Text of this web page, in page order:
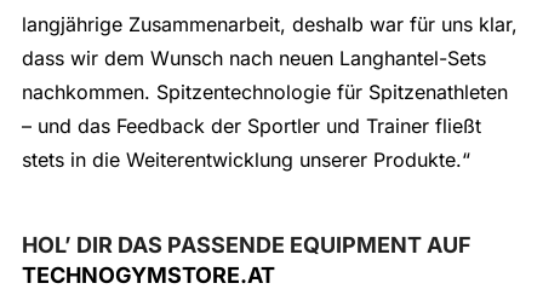
langjährige Zusammenarbeit, deshalb war für uns klar,
dass wir dem Wunsch nach neuen Langhantel-Sets
nachkommen. Spitzentechnologie für Spitzenathleten
– und das Feedback der Sportler und Trainer fließt
stets in die Weiterentwicklung unserer Produkte.“
HOL’ DIR DAS PASSENDE EQUIPMENT AUF
TECHNOGYMSTORE.AT